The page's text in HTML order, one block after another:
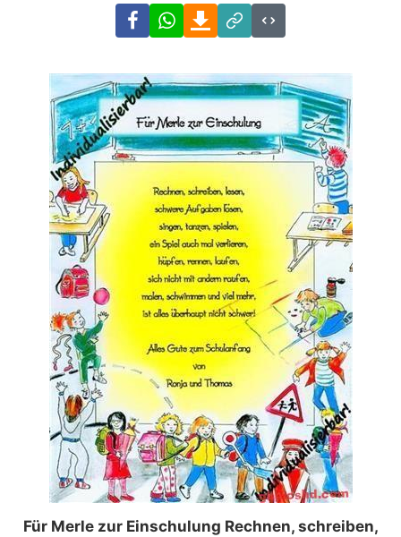
FacebookWhatsAppDownload
Link
Code
Für Merle zur Einschulung Rechnen, schreiben,